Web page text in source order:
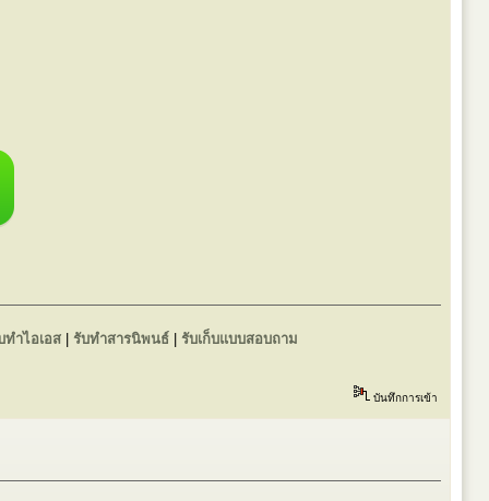
ทำไอเอส| รับทำสารนิพนธ์| รับเก็บแบบสอบถาม
บันทึกการเข้า